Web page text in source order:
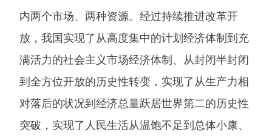
内两个市场、两种资源。经过持续推进改革开
放，我国实现了从高度集中的计划经济体制到充
满活力的社会主义市场经济体制、从封闭半封闭
到全方位开放的历史性转变，实现了从生产力相
对落后的状况到经济总量跃居世界第二的历史性
突破，实现了人民生活从温饱不足到总体小康、